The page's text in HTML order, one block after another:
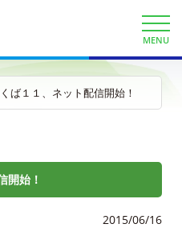
MENU
ば１１、ネット配信開始！
開始！
2015/06/16
ト